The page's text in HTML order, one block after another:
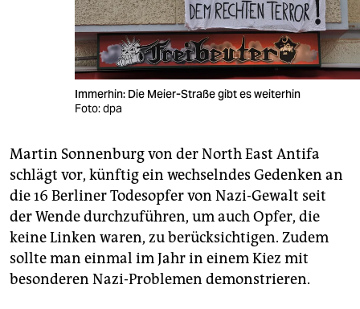
Immerhin: Die Meier-Straße gibt es weiterhin
Foto: dpa
Martin Sonnenburg von der North East Antifa
schlägt vor, künftig ein wechselndes Gedenken an
die 16 Berliner Todesopfer von Nazi-Gewalt seit
der Wende durchzuführen, um auch Opfer, die
keine Linken waren, zu berücksichtigen. Zudem
sollte man einmal im Jahr in einem Kiez mit
besonderen Nazi-Problemen ­demonstrieren.